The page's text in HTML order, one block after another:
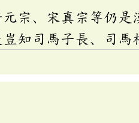
宗、宋真宗等仍是
知司馬子長、司馬